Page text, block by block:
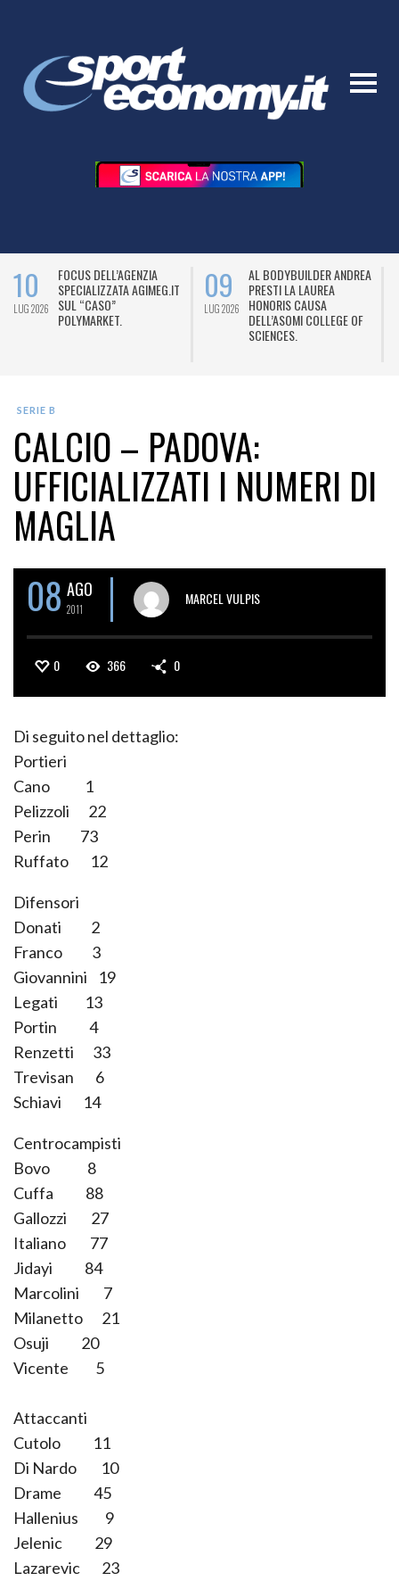
10
LUG 2026
FOCUS DELL’AGENZIA
SPECIALIZZATA AGIMEG.IT
SUL “CASO”
POLYMARKET.
09
LUG 2026
AL BODYBUILDER ANDREA
PRESTI LA LAUREA
HONORIS CAUSA
DELL’ASOMI COLLEGE OF
SCIENCES.
SERIE B
CALCIO – PADOVA:
UFFICIALIZZATI I NUMERI DI
MAGLIA
08 AGO
2011
MARCEL VULPIS
0 366 0
Di seguito nel dettaglio:
Portieri
Cano 1
Pelizzoli 22
Perin 73
Ruffato 12
Difensori
Donati 2
Franco 3
Giovannini 19
Legati 13
Portin 4
Renzetti 33
Trevisan 6
Schiavi 14
Centrocampisti
Bovo 8
Cuffa 88
Gallozzi 27
Italiano 77
Jidayi 84
Marcolini 7
Milanetto 21
Osuji 20
Vicente 5
Attaccanti
Cutolo 11
Di Nardo 10
Drame 45
Hallenius 9
Jelenic 29
Lazarevic 23